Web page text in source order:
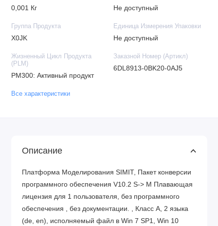
0,001 Кг Не доступный
Группа Продукта
X0JK
Единица Измерения Упаковки
Не доступный
Жизненный Цикл Продукта
(PLM)
PM300: Активный продукт
Заказной Номер (Артикл)
6DL8913-0BK20-0AJ5
Все характеристики
Описание
Платформа Моделирования SIMIT, Пакет конверсии
программного обеспечения V10.2 S-> M Плавающая
лицензия для 1 пользователя, без программного
обеспечения , без документации. , Класс A, 2 языка
(de, en), исполняемый файл в Win 7 SP1, Win 10